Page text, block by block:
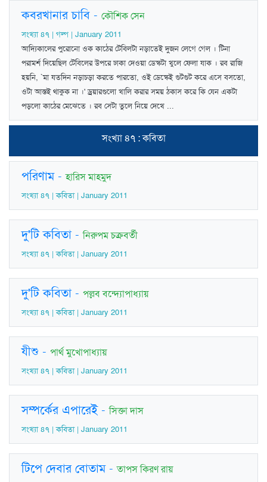
কবরখানার চাবি - কৌশিক সেন
সংখ্যা ৪৭ | গল্প | January 2011
আদ্যিকালের পুরোনো ওক কাঠের টেবিলটা নড়াতেই দুজন লেগে গেল । টিনা
পরামর্শ দিয়েছিল টেবিলের উপরে ঢাকা দেওয়া ডেস্কটা খুলে ফেলা যাক । রব রাজি
হয়নি, `মা যতদিন নড়াচড়া করতে পারতো, ওই ডেস্কেই গুটগুট করে এসে বসতো,
ওটা আস্তই থাকুক না ।' ড্রয়ারগুলো খালি করার সময় ঠকাস করে কি যেন একটা
পড়লো কাঠের মেঝেতে । রব সেটা তুলে নিয়ে দেখে ...
সংখ্যা ৪৭ : কবিতা
পরিণাম-হারিস মাহমুদ
সংখ্যা ৪৭ | কবিতা | January 2011
দু'টি কবিতা-নিরুপম চক্রবর্তী
সংখ্যা ৪৭ | কবিতা | January 2011
দু'টি কবিতা- পল্লব বন্দ্যোপাধ্যায়
সংখ্যা ৪৭ | কবিতা | January 2011
যীশু - পার্থ মুখোপাধ্যায়
সংখ্যা ৪৭ | কবিতা | January 2011
সম্পর্কের এপারেই-সিক্তা দাস
সংখ্যা ৪৭ | কবিতা | January 2011
টিপে দেবার বোতাম-তাপস কিরণ রায়